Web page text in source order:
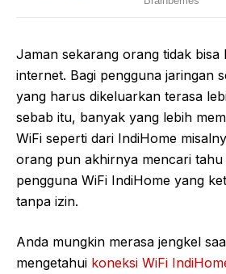
Jaman sekarang orang tidak bisa
internet. Bagi pengguna jaringan
yang harus dikeluarkan terasa
sebab itu, banyak yang lebih
WiFi seperti dari IndiHome
orang pun akhirnya mencari
pengguna WiFi IndiHome yang
tanpa izin.
Anda mungkin merasa jengkel
mengetahui koneksi WiFi